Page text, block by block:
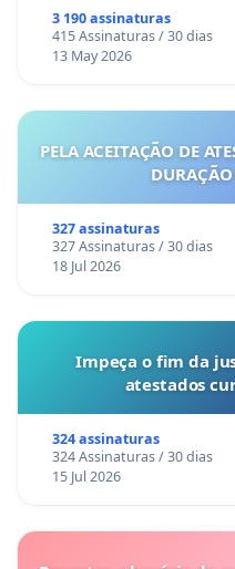
3 190 assinaturas
415 Assinaturas / 30 dias
13 May 2026
PELA ACEITAÇÃO DE
327 assinaturas
327 Assinaturas / 30 dias
18 Jul 2026
Impeça o fim da
atestados
324 assinaturas
324 Assinaturas / 30 dias
15 Jul 2026